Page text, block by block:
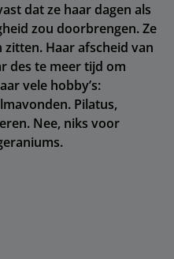
dat ze haar dagen als
zou doorbrengen. Ze
Haar afscheid van
des te meer tijd om
vele hobby’s:
Pilatus,
Nee, niks voor